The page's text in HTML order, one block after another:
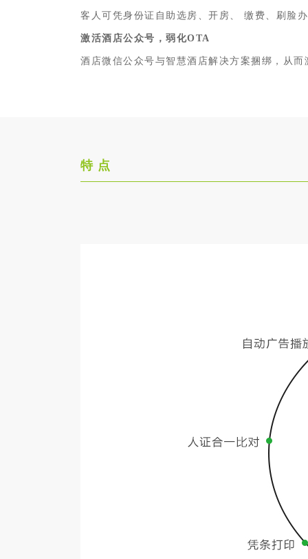
客人可凭身份证自助选房、开房、 缴费、刷脸
激活酒店公众号，弱化OTA
酒店微信公众号与智慧酒店解决方案捆绑，从
特 点